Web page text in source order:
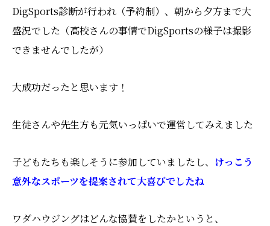
DigSports診断が行われ（予約制）、朝から夕方まで大
盛況でした（高校さんの事情でDigSportsの様子は撮影
できませんでしたが）
大成功だったと思います！
生徒さんや先生方も元気いっぱいで運営してみえました
子どもたちも楽しそうに参加していましたし、 けっこう
意外なスポーツを提案されて大喜びでしたね
ワダハウジングはどんな協賛をしたかというと、